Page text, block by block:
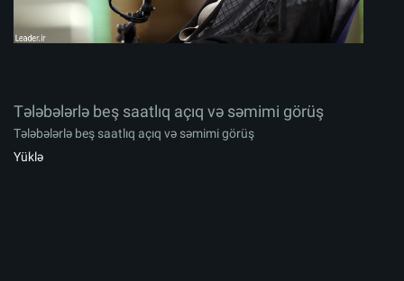
Tələbələrlə beş saatlıq açıq və səmimi görüş
Tələbələrlə beş saatlıq açıq və səmimi görüş
Yüklə